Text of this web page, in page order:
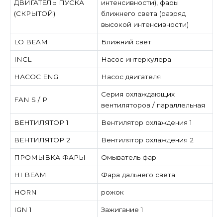
ДВИГАТЕЛЬ ПУСКА
(СКРЫТОЙ)
интенсивности), фары
ближнего света (разряд
высокой интенсивности)
LO BEAM Ближний свет
INCL Насос интеркулера
НАСОС ENG Насос двигателя
FAN S / P
Серия охлаждающих
вентиляторов / параллельная
ВЕНТИЛЯТОР 1 Вентилятор охлаждения 1
ВЕНТИЛЯТОР 2 Вентилятор охлаждения 2
ПРОМЫВКА ФАРЫ Омыватель фар
HI BEAM Фара дальнего света
HORN рожок
IGN 1 Зажигание 1